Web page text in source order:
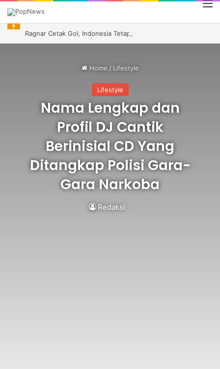
Home / Lifestyle
Lifestyle
Nama Lengkap dan
Profil DJ Cantik
Berinisial CD Yang
Ditangkap Polisi Gara-
Gara Narkoba
Redaksi